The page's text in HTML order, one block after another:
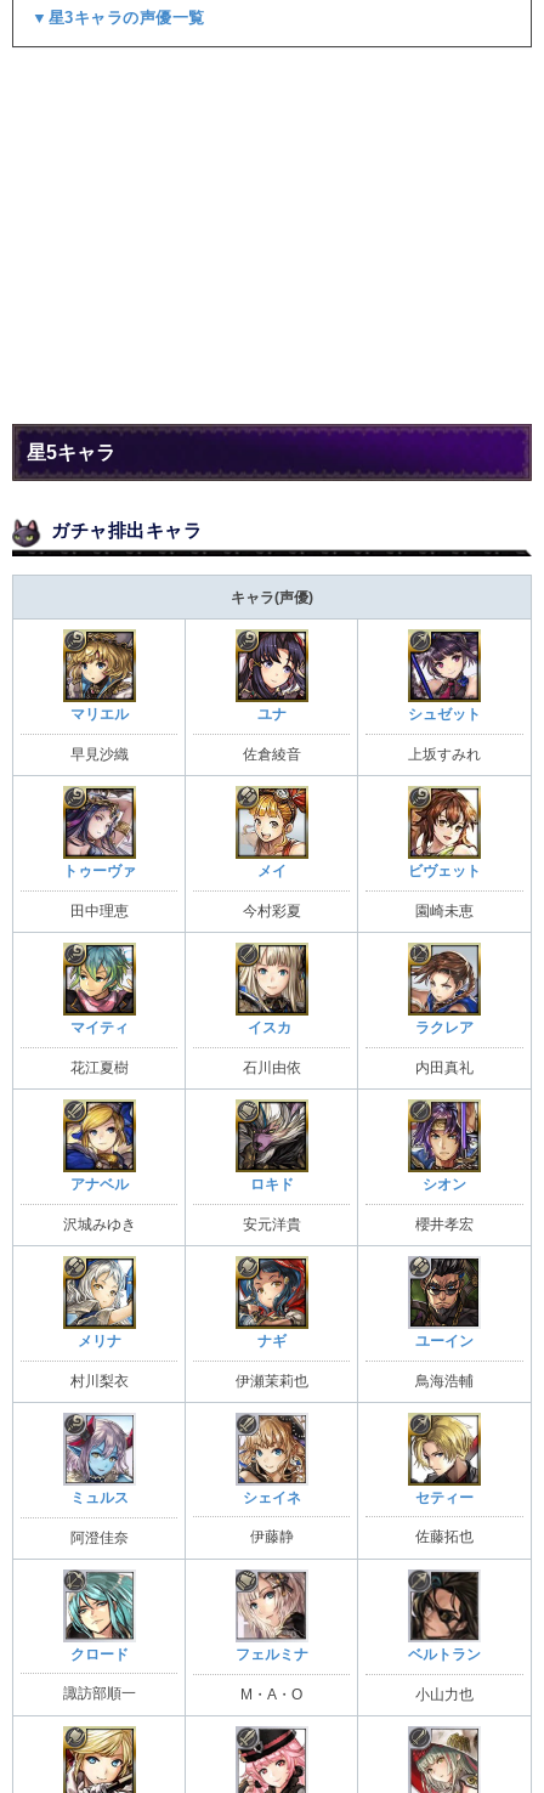
▼星3キャラの声優一覧
星5キャラ
ガチャ排出キャラ
キャラ(声優)
マリエル
早見沙織
ユナ
佐倉綾音
シュゼット
上坂すみれ
トゥーヴァ
田中理恵
メイ
今村彩夏
ビヴェット
園崎未恵
マイティ
花江夏樹
イスカ
石川由依
ラクレア
内田真礼
アナベル
沢城みゆき
ロキド
安元洋貴
シオン
櫻井孝宏
メリナ
村川梨衣
ナギ
伊瀬茉莉也
ユーイン
鳥海浩輔
ミュルス
阿澄佳奈
シェイネ
伊藤静
セティー
佐藤拓也
クロード
諏訪部順一
フェルミナ
M・A・O
ベルトラン
小山力也